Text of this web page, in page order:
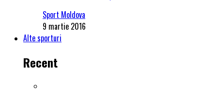
Sport Moldova
9 martie 2016
Alte sporturi
Recent